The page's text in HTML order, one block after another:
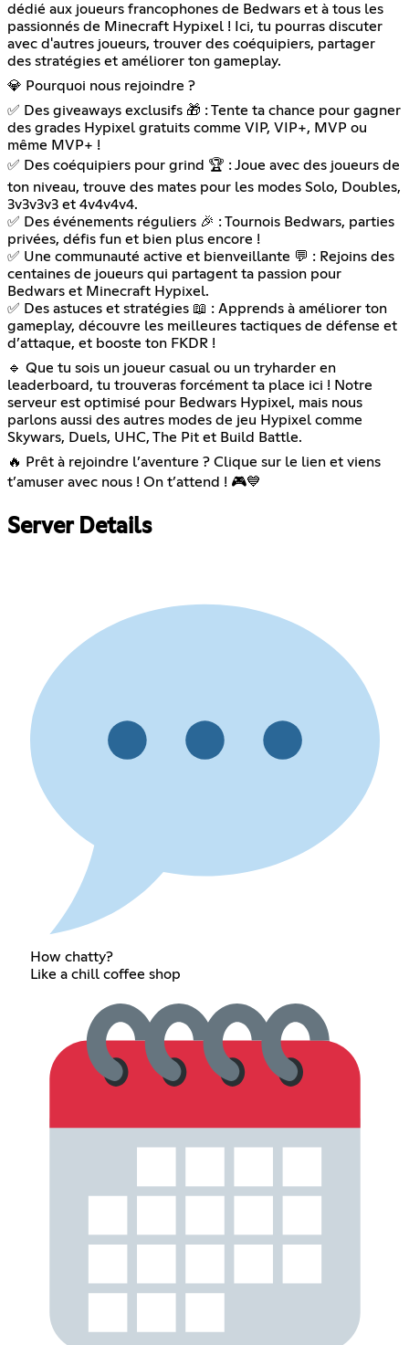
dédié aux joueurs francophones de Bedwars et à tous les
passionnés de Minecraft Hypixel ! Ici, tu pourras discuter
avec d'autres joueurs, trouver des coéquipiers, partager
des stratégies et améliorer ton gameplay.
💎 Pourquoi nous rejoindre ?
✅ Des giveaways exclusifs 🎁 : Tente ta chance pour gagner
des grades Hypixel gratuits comme VIP, VIP+, MVP ou
même MVP+ !
✅ Des coéquipiers pour grind 🏆 : Joue avec des joueurs de
ton niveau, trouve des mates pour les modes Solo, Doubles,
3v3v3v3 et 4v4v4v4.
✅ Des événements réguliers 🎉 : Tournois Bedwars, parties
privées, défis fun et bien plus encore !
✅ Une communauté active et bienveillante 💬 : Rejoins des
centaines de joueurs qui partagent ta passion pour
Bedwars et Minecraft Hypixel.
✅ Des astuces et stratégies 📖 : Apprends à améliorer ton
gameplay, découvre les meilleures tactiques de défense et
d’attaque, et booste ton FKDR !
🔹 Que tu sois un joueur casual ou un tryharder en
leaderboard, tu trouveras forcément ta place ici ! Notre
serveur est optimisé pour Bedwars Hypixel, mais nous
parlons aussi des autres modes de jeu Hypixel comme
Skywars, Duels, UHC, The Pit et Build Battle.
🔥 Prêt à rejoindre l’aventure ? Clique sur le lien et viens
t’amuser avec nous ! On t’attend ! 🎮💙
Server Details
How chatty?
Like a chill coffee shop